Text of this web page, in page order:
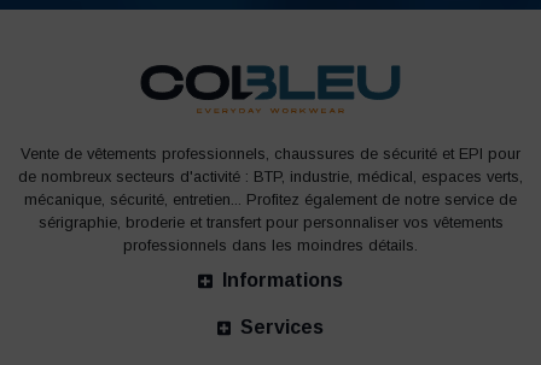
Vente de vêtements professionnels, chaussures de sécurité et EPI pour
de nombreux secteurs d'activité : BTP, industrie, médical, espaces verts,
mécanique, sécurité, entretien... Profitez également de notre service de
sérigraphie, broderie et transfert pour personnaliser vos vêtements
professionnels dans les moindres détails.
Informations
Services